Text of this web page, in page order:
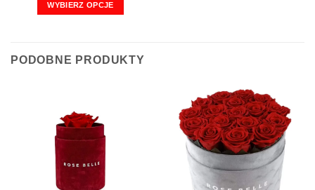
WYBIERZ OPCJE
wiele
wybrać
na
stronie
produktu
PODOBNE PRODUKTY